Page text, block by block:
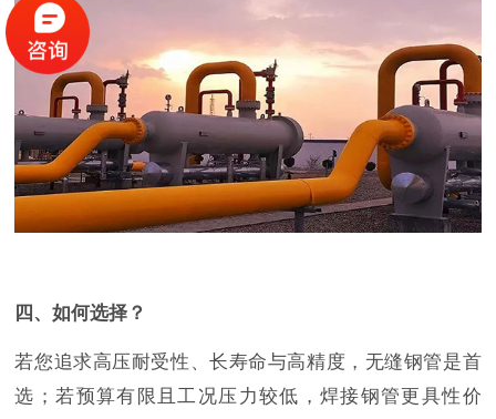
四、如何选择？
若您追求高压耐受性、长寿命与高精度，无缝钢管是首
选；若预算有限且工况压力较低，焊接钢管更具性价